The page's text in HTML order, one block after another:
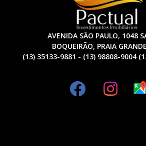
AVENIDA SÃO PAULO, 1048
BOQUEIRÃO, PRAIA
(13) 35133-9881 - (13) 98808-9004